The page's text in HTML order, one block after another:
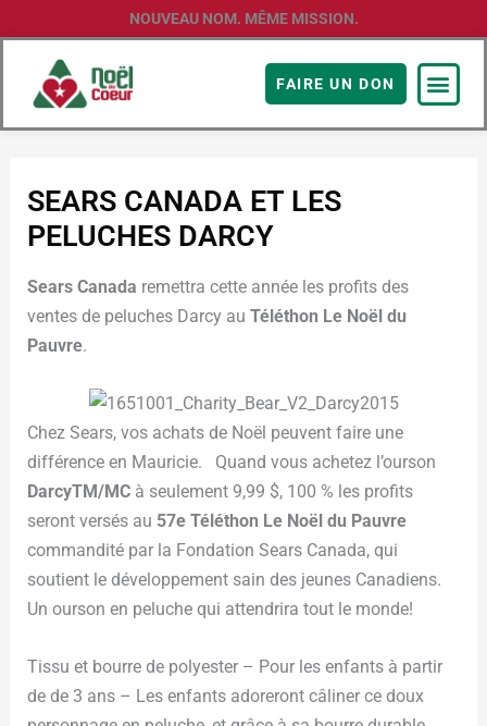
au
contenu
NOUVEAU NOM. MÊME MISSION.
FAIRE UN DON
SEARS CANADA ET LES
PELUCHES DARCY
Sears Canada remettra cette année les profits des
ventes de peluches Darcy auTéléthon Le Noël du
Pauvre.
Chez Sears, vos achats de Noël peuvent faire une
différence en Mauricie. Quand vous achetez l’ourson
DarcyTM/MC à seulement 9,99 $, 100 % les profits
seront versés au 57e Téléthon Le Noël du Pauvre
commandité par la Fondation Sears Canada, qui
soutient le développement sain des jeunes Canadiens.
Un ourson en peluche qui attendrira tout le monde!
Tissu et bourre de polyester – Pour les enfants à partir
de de 3 ans – Les enfants adoreront câliner ce doux